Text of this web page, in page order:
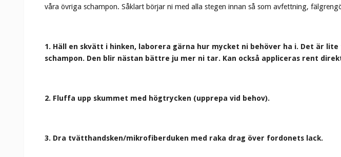
våra övriga schampon. Såklart börjar ni med alla stegen innan så som avfettning,
1. Häll en skvätt i hinken, laborera gärna hur mycket ni behöver ha i. Det är
schampon. Den blir nästan bättre ju mer ni tar. Kan också appliceras rent
2. Fluffa upp skummet med högtrycken (upprepa vid behov).
3. Dra tvätthandsken/mikrofiberduken med raka drag över fordonets lack.